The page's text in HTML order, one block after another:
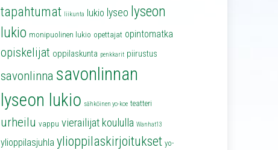
tapahtumat liikunta lukio lyseo lyseon
lukio monipuolinen lukio opettajat opintomatka
opiskelijat oppilaskunta penkkarit piirustus
savonlinna savonlinnan
lyseon lukio sähköinen yo-koe teatteri
urheilu vappu vierailijat koululla Wanhat13
ylioppilasjuhla ylioppilaskirjoitukset yo-